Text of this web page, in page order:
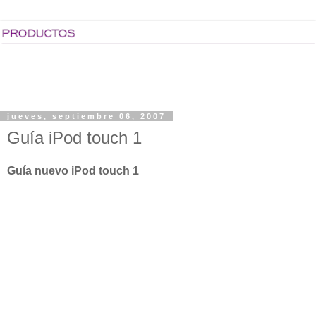
jueves, septiembre 06, 2007
Guía iPod touch 1
Guía nuevo iPod touch 1